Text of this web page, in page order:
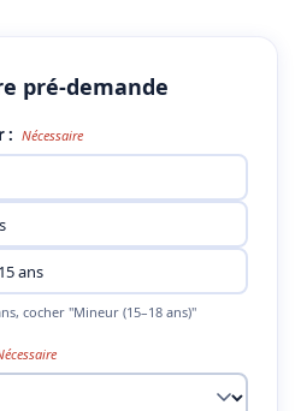
pré-demande
: Nécessaire
ans
cocher "Mineur (15–18 ans)"